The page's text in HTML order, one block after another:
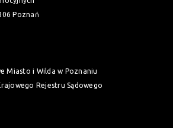
Poznań
Miasto i Wilda w Poznaniu
Rejestru Sądowego